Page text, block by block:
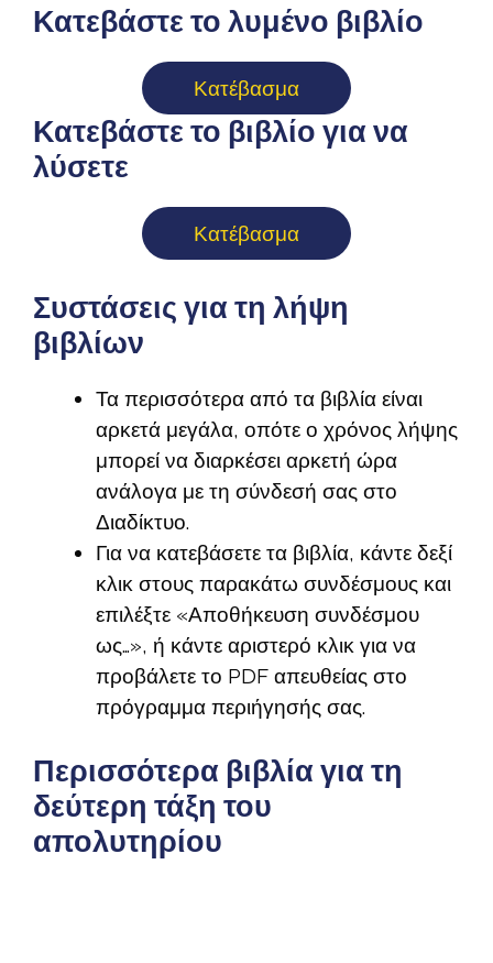
Κατεβάστε το λυμένο βιβλίο
Κατέβασμα
Κατεβάστε το βιβλίο για να
λύσετε
Κατέβασμα
Συστάσεις για τη λήψη
βιβλίων
Τα περισσότερα από τα βιβλία είναι
αρκετά μεγάλα, οπότε ο χρόνος λήψης
μπορεί να διαρκέσει αρκετή ώρα
ανάλογα με τη σύνδεσή σας στο
Διαδίκτυο.
Για να κατεβάσετε τα βιβλία, κάντε δεξί
κλικ στους παρακάτω συνδέσμους και
επιλέξτε «Αποθήκευση συνδέσμου
ως…», ή κάντε αριστερό κλικ για να
προβάλετε το PDF απευθείας στο
πρόγραμμα περιήγησής σας.
Περισσότερα βιβλία για τη
δεύτερη τάξη του
απολυτηρίου